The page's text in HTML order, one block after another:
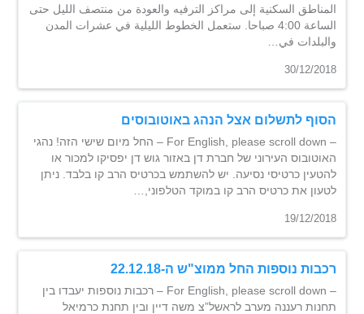
المناطق السكنية إلى مراكز الترفيه والعودة من منتصف الليل حتى
الساعة 4:00 صباحا. ستعمل الخطوط الليلية في عشرات المدن
والبلدات في…
30/12/2018
הסוף לתשלום אצל הנהג באוטובוסים
– For English, please scroll down – החל מיום שישי הזה! נהגי
האוטובוס העירוני של חברת דן באזור גוש דן יפסיקו למכור או
להטעין כרטיסי נסיעה. יש להשתמש בכרטיס הרב קו בלבד. ניתן
לטעון את כרטיס הרב קו במוקד הטלפוני,…
19/12/2018
רכבות נוספות החל ממוצ"ש ה-22.12.18
– For English, please scroll down – רכבות נוספות יעבדו בין
תחנות רעננה מערב לראשל”צ משה דיין ובין תחנת כרמיאל